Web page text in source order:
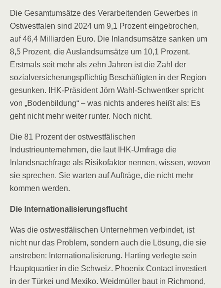
Die Gesamtumsätze des Verarbeitenden Gewerbes in
Ostwestfalen sind 2024 um 9,1 Prozent eingebrochen,
auf 46,4 Milliarden Euro. Die Inlandsumsätze sanken um
8,5 Prozent, die Auslandsumsätze um 10,1 Prozent.
Erstmals seit mehr als zehn Jahren ist die Zahl der
sozialversicherungspflichtig Beschäftigten in der Region
gesunken. IHK-Präsident Jörn Wahl-Schwentker spricht
von „Bodenbildung“ – was nichts anderes heißt als: Es
geht nicht mehr weiter runter. Noch nicht.
Die 81 Prozent der ostwestfälischen
Industrieunternehmen, die laut IHK-Umfrage die
Inlandsnachfrage als Risikofaktor nennen, wissen, wovon
sie sprechen. Sie warten auf Aufträge, die nicht mehr
kommen werden.
Die Internationalisierungsflucht
Was die ostwestfälischen Unternehmen verbindet, ist
nicht nur das Problem, sondern auch die Lösung, die sie
anstreben: Internationalisierung. Harting verlegte sein
Hauptquartier in die Schweiz. Phoenix Contact investiert
in der Türkei und Mexiko. Weidmüller baut in Richmond,